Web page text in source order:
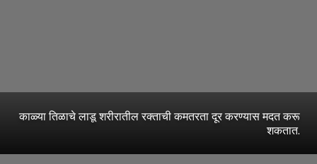
काळ्या तिळाचे लाडू शरीरातील रक्ताची कमतरता दूर करण्यास मदत करू
शकतात.